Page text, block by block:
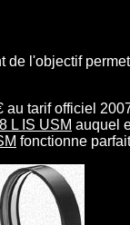
l'objectif
tarif officiel
L IS USM auquel
fonctionne